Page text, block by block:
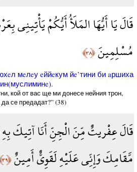
قَالَ يَا أَيُّهَا المَلَأُ أَيُّكُمْ يَأْتِينِي
مُسْلِمِينَ﴿٣٨﴾
мeлeу eййeкум йe’тини би aршиха
кой от вас ще ми донесе нейния трон,
се предадат?” (38)
قَالَ عِفْريتٌ مِّنَ الْجِنِّ أَنَا آتِيكَ
مَّقَامِكَ وَإِنِّي عَلَيْهِ لَقَوِيٌّ أَمِينٌ﴿٣٩﴾